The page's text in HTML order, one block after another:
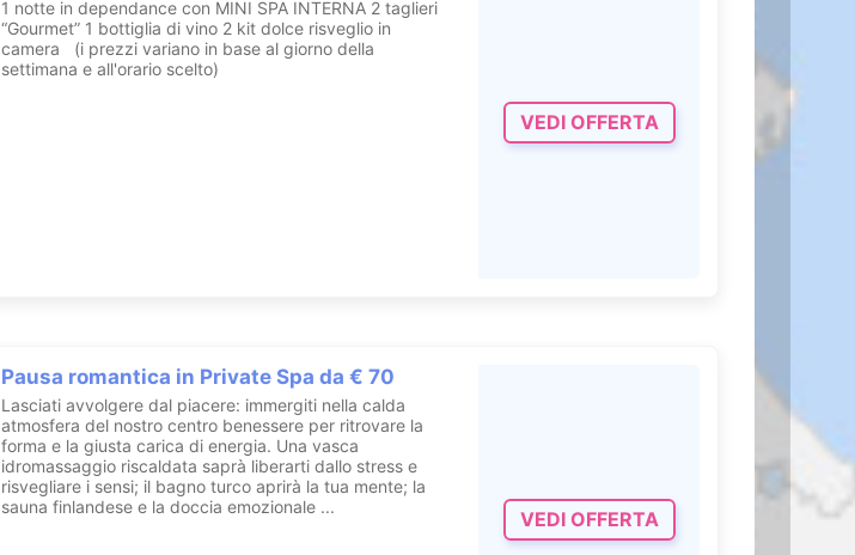
1 notte in dependance con MINI SPA INTERNA 2 taglieri
“Gourmet” 1 bottiglia di vino 2 kit dolce risveglio in
camera (i prezzi variano in base al giorno della
settimana e all'orario scelto)
VEDI OFFERTA
Pausa romantica in Private Spa da € 70
Lasciati avvolgere dal piacere: immergiti nella calda
atmosfera del nostro centro benessere per ritrovare la
forma e la giusta carica di energia. Una vasca
idromassaggio riscaldata saprà liberarti dallo stress e
risvegliare i sensi; il bagno turco aprirà la tua mente; la
sauna finlandese e la doccia emozionale ...
VEDI OFFERTA